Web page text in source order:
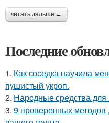
читать дальше →
Последние
1. Как соседка научила
пушистый укроп.
2. Народные средства
3. 9 проверенных